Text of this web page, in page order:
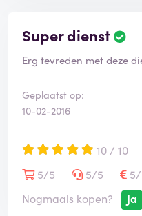
Super dienst
Erg tevreden met deze
Geplaatst op:
10-02-2016
10 / 10
5/5
5/5
Nogmaals kopen?
Ja